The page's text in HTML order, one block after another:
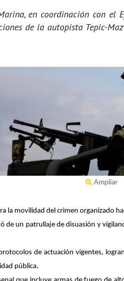
en coordinación con
de la autopista Tepic-
Ampliar
la movilidad del crimen organizado
de un patrullaje de disuasión y
de actuación vigentes,
pública.